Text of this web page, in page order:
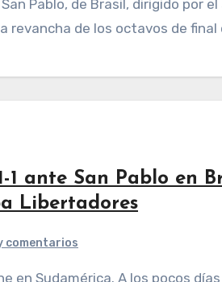
revancha de los octavos de
1 ante San Pablo en
Libertadores
comentarios